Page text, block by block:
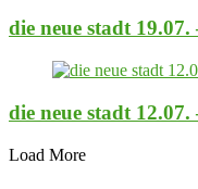
die neue stadt 19.07.
die neue stadt 12.07.
Load More